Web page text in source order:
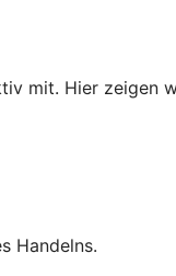
mit. Hier zeigen
Handelns.